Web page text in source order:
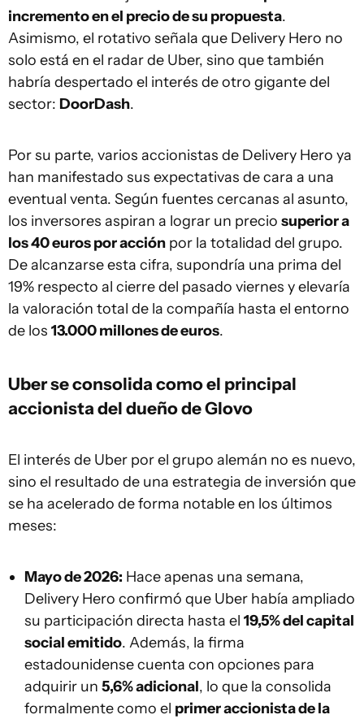
incremento en el precio de su propuesta.
Asimismo, el rotativo señala que Delivery Hero no
solo está en el radar de Uber, sino que también
habría despertado el interés de otro gigante del
sector: DoorDash.
Por su parte, varios accionistas de Delivery Hero ya
han manifestado sus expectativas de cara a una
eventual venta. Según fuentes cercanas al asunto,
los inversores aspiran a lograr un precio superior a
los 40 euros por acción por la totalidad del grupo.
De alcanzarse esta cifra, supondría una prima del
19% respecto al cierre del pasado viernes y elevaría
la valoración total de la compañía hasta el entorno
de los 13.000 millones de euros.
Uber se consolida como el principal
accionista del dueño de Glovo
El interés de Uber por el grupo alemán no es nuevo,
sino el resultado de una estrategia de inversión que
se ha acelerado de forma notable en los últimos
meses:
Mayo de 2026: Hace apenas una semana,
Delivery Hero confirmó que Uber había ampliado
su participación directa hasta el 19,5% del capital
social emitido. Además, la firma
estadounidense cuenta con opciones para
adquirir un 5,6% adicional, lo que la consolida
formalmente como el primer accionista de la